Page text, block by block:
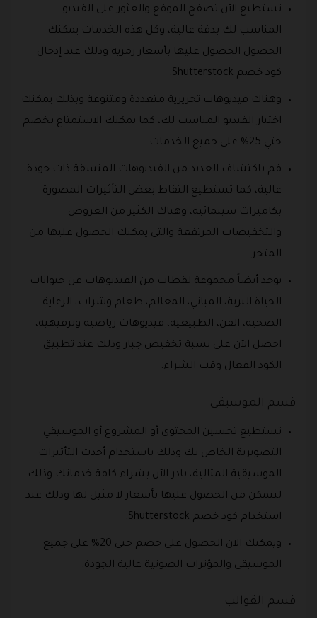
تستطيع الآن تصفح الموقع والعثور على الفيديو
المناسب لك بدقة عالية، وكل هذه الخدمات يمكنك
الحصول الحصول عليها بأسعار رمزية وذلك عند إدخال
كود خصم Shutterstock.
وهناك فيديوهات تحريرية متعددة ومتنوعة وبذلك يمكنك
اختيار الفيديو المناسب لك، كما يمكنك الاستمتاع بخصم
حتي 25% على جميع الخدمات.
قم باكتشاف العديد من الفيديوهات المنسقة ذات جودة
عالية، كما تستطيع التقاط بعض التأثيرات المصورة
بكاميرات سينمائية، وهناك الكثير من العروض
والتخفيضات المرتفعة والتي يمكنك الحصول عليها من
المتجر.
يوجد أيضاً مجموعة لقطات من الفيديوهات عن حيوانات
الحياة البرية، المباني، المعالم، طعام وشراب، الرعاية
الصحية، الفن، الطبيعية، فيديوهات رياضية وترفيهية،
احصل الآن على نسبة تخفيض جبار وذلك عند تطبيق
الكود الفعال وقت الشراء.
قسم الموسيقى
تستطيع تحسين المحتوى أو المشروع أو الموسيقي
التصويرية الخاص بك وذلك باستخدام أحدث التأثيرات
الموسيقية المثالية، بادر الآن بشراء كافة خدماتك وذلك
لتتمكن من الحصول عليها بأسعار لا مثيل لها وذلك عند
استخدام كود خصم Shutterstock.
ويمكنك الآن الحصول على خصم حتى 20% على جميع
الموسيقى والمؤثرات الصوتية عالية الجودة.
قسم القوالب